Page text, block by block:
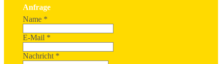
Anfrage
Name *
E-Mail *
Nachricht *